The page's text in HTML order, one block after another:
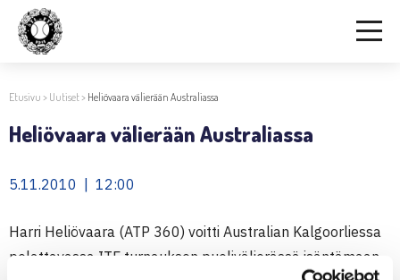
Etusivu > Uutiset> Heliövaara välierään Australiassa
Heliövaara välierään Australiassa
5.11.2010 | 12:00
Harri Heliövaara (ATP 360) voitti Australian Kalgoorliessa
pelattavassa ITF turnauksen puolivälierässä isäntämaan